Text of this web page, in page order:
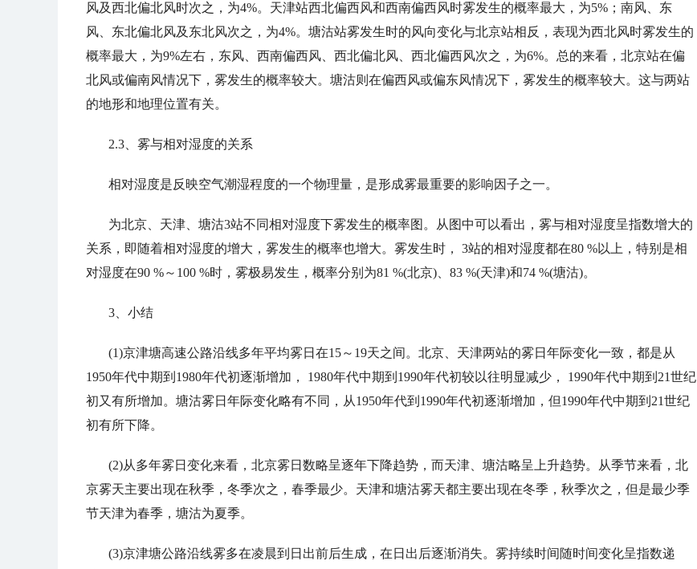
风及西北偏北风时次之 ， 为4%。天津站西北偏西风和西南偏西风时雾发生的概率最大 ， 为5%； 南风、东
风、东北偏北风及东北风次之 ， 为4%。塘沽站雾发生时的风向变化与北京站相反 ， 表现为西北风时雾发生的
概率最大 ， 为9%左右 ， 东风、西南偏西风、西北偏北风、西北偏西风次之 ， 为6%。总的来看 ， 北京站在偏
北风或偏南风情况下 ， 雾发生的概率较大。塘沽则在偏西风或偏东风情况下 ， 雾发生的概率较大。这与两站
的地形和地理位置有关。
2.3、 雾与相对湿度的关系
相对湿度是反映空气潮湿程度的一个物理量 ， 是形成雾最重要的影响因子之一。
为北京、天津、塘沽3站不同相对湿度下雾发生的概率图 。从图中可以看出 ， 雾与相对湿度呈指数增大的
关系 ， 即随着相对湿度的增大 ， 雾发生的概率也增大。雾发生时 ， 3站的相对湿度都在80 %以上 ， 特别是相
对湿度在90 %～ 100 %时 ， 雾极易发生 ， 概率分别为81 %(北京) 83 %(天津)和74 %(塘沽)。
3、 小结
(1)京津塘高速公路沿线多年平均雾日在15～ 19天之间。北京、天津两站的雾日年际变化一致 ， 都是从
1950年代中期到 1980年代初逐渐增加 ， 1980年代中期到 1990年代初较以往明显减少 ， 1990年代中期到 21世纪
初又有所增加。塘沽雾日年际变化略有不同 ， 从1950年代到 1990年代初逐渐增加 ， 但1990年代中期到 21世纪
初有所下降。
(2)从多年雾日变化来看 ， 北京雾日数略呈逐年下降趋势 ， 而天津、塘沽略呈上升趋势。从季节来看 ， 北
京雾天主要出现在秋季 ， 冬季次之 ， 春季最少。天津和塘沽雾天都主要出现在冬季 ， 秋季次之 ， 但是最少季
节天津为春季 ， 塘沽为夏季。
(3)京津塘公路沿线雾多在凌晨到日出前后生成 ， 在日出后逐渐消失。雾持续时间随时间变化呈指数递